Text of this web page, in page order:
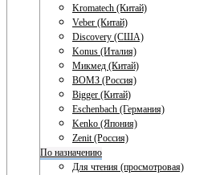
Kromatech (Китай)
Veber (Китай)
Discovery (США)
Konus (Италия)
Микмед (Китай)
ВОМЗ (Россия)
Bigger (Китай)
Eschenbach (Германия)
Kenko (Япония)
Zenit (Россия)
По назначению
Для чтения (просмотровая)